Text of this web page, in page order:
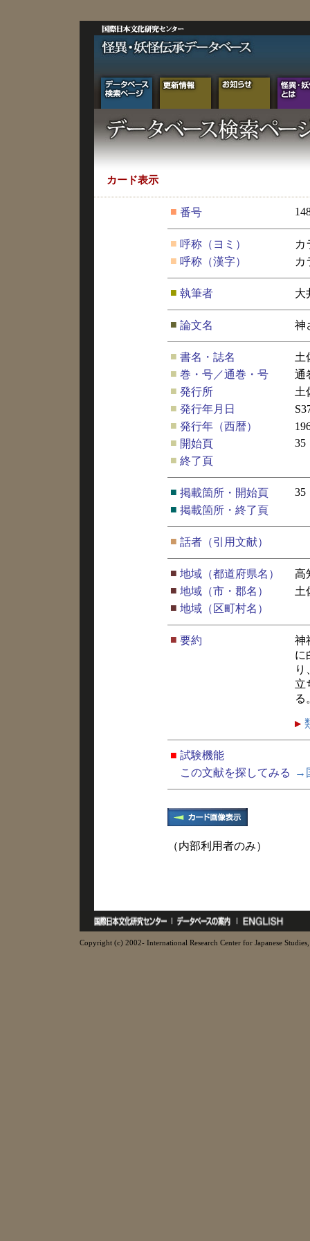
カード表示
■ 番号
■ 呼称（ヨミ）
カ
■ 呼称（漢字） カ
■ 執筆者 大
■ 論文名 神
■ 書名・誌名
土
■ 巻・号／通巻・号
通
■ 発行所
土
■ 発行年月日
■ 発行年（西暦）
■ 開始頁
35
■ 終了頁
■ 掲載箇所・開始頁
35
■ 掲載箇所・終了頁
■ 話者（引用文献）
■ 地域（都道府県名）
高
■ 地域（市・郡名）
土
■ 地域（区町村名）
■ 要約
神
に
り
立
る
■ 試験機能
この文献を探してみる
→
（内部利用者のみ）
Copyright (c) 2002- International Research Center for Japanese